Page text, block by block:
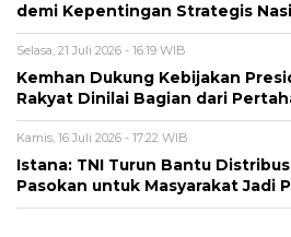
demi Kepentingan Strategis
Selasa, 21 Juli 2026 - 16:19 WIB
Kemhan Dukung Kebijakan
Rakyat Dinilai Bagian dari
Kamis, 16 Juli 2026 - 17:22 WIB
Istana: TNI Turun Bantu
Pasokan untuk Masyarakat Jadi